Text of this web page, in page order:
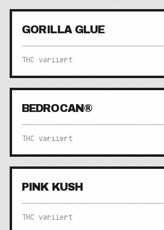
GORILLA GLUE
THC variiert
BEDROCAN®
THC variiert
PINK KUSH
THC variiert